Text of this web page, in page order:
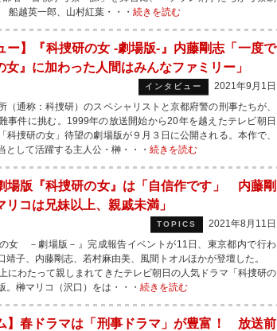
越英一郎、山村紅葉・・・ 続きを読む
ー】『科捜研の女 -劇場版-』内藤剛志「一度で
女』に加わった人間はみんなファミリー」
インタビュー
2021年9月1日
通称：科捜研）のスペシャリストと京都府警の刑事たちが、
事件に挑む。1999年の放送開始から20年を越えたテレビ朝日
科捜研の女」待望の劇場版が９月３日に公開される。本作で、
として活躍する主人公・榊・・・ 続きを読む
場版『科捜研の女』は「自信作です」 内藤剛
リコは兄妹以上、親戚未満」
TOPICS
2021年8月11日
女 －劇場版－』完成報告イベントが11日、東京都内で行わ
靖子、内藤剛志、若村麻由美、風間トオルほかが登壇した。
にわたって親しまれてきたテレビ朝日の人気ドラマ「科捜研の
。榊マリコ（沢口）をは・・・ 続きを読む
】春ドラマは「刑事ドラマ」が豊富！ 放送前